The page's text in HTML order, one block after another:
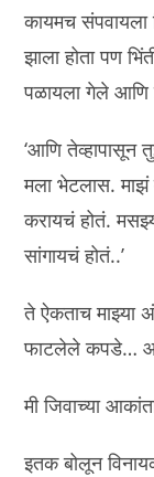
कायमच संपवायला
झाला होता पण
पळायला गेले
‘आणि तेव्हापासून
मला भेटलास.
करायचं होतं.
सांगायचं होतं..’
ते ऐकताच माझ्या
फाटलेले कपडे…
मी जिवाच्या
इतक बोलून